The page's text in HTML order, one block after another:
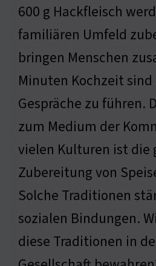
600 g Hackfleisch
familiären Umfeld
bringen Menschen
Minuten Kochzeit
Gespräche zu führen.
zum Medium der
vielen Kulturen ist die
Zubereitung von
Solche Traditionen
sozialen Bindungen.
diese Traditionen in